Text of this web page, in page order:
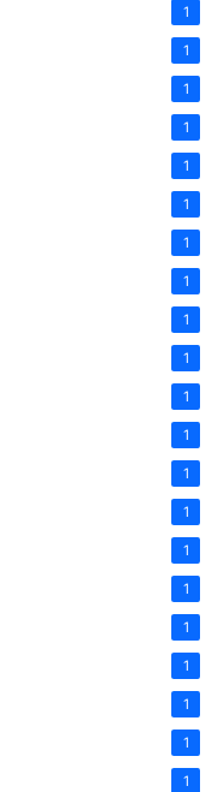
1
1
1
1
1
1
1
1
1
1
1
1
1
1
1
1
1
1
1
1
1